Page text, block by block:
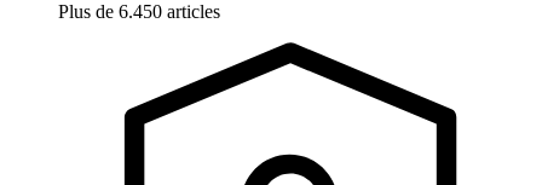
Plus de 6.450 articles